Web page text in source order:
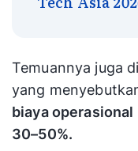
Temuannya juga
yang
biaya operasional
30–50%.